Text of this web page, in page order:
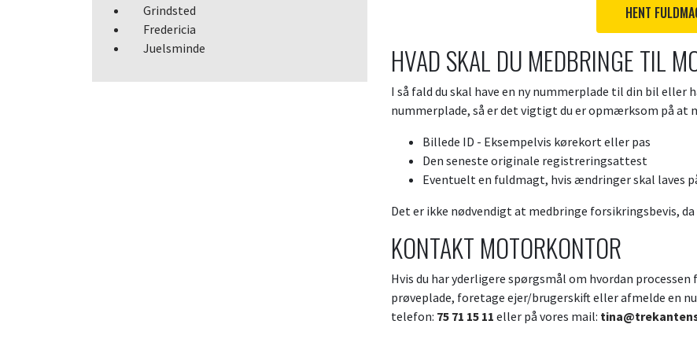
Grindsted
Fredericia
Juelsminde
HENT
HVAD SKAL DU MEDBRINGE TIL
I så fald du skal have en ny nummerplade til din bil eller
nummerplade, så er det vigtigt du er opmærksom på at
Billede ID - Eksempelvis kørekort eller pas
Den seneste originale registreringsattest
Eventuelt en fuldmagt, hvis ændringer skal laves
Det er ikke nødvendigt at medbringe forsikringsbevis,
KONTAKT MOTORKONTOR
Hvis du har yderligere spørgsmål om hvordan
prøveplade, foretage ejer/brugerskift eller afmelde en
telefon: 75 71 15 11 eller på vores mail: